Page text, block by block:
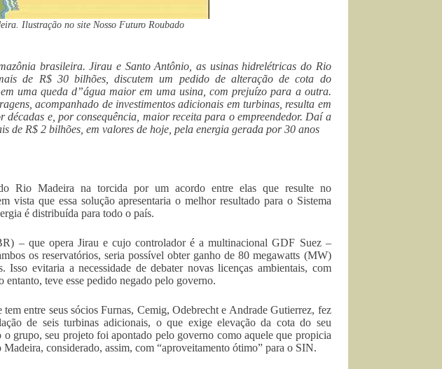
Ilustração no site Nosso Futuro Roubado
brasileira. Jirau e Santo Antônio, as usinas hidrelétricas do Rio
de R$ 30 bilhões, discutem um pedido de alteração de cota do
uma queda d”água maior em uma usina, com prejuízo para a outra.
acompanhado de investimentos adicionais em turbinas, resulta em
e, por consequência, maior receita para o empreendedor. Daí a
de R$ 2 bilhões, em valores de hoje, pela energia gerada por 30 anos
Rio Madeira na torcida por um acordo entre elas que resulte no
vista que essa solução apresentaria o melhor resultado para o Sistema
é distribuída para todo o país.
– que opera Jirau e cujo controlador é a multinacional GDF Suez –
os reservatórios, seria possível obter ganho de 80 megawatts (MW)
evitaria a necessidade de debater novas licenças ambientais, com
teve esse pedido negado pelo governo.
entre seus sócios Furnas, Cemig, Odebrecht e Andrade Gutierrez, fez
de seis turbinas adicionais, o que exige elevação da cota do seu
grupo, seu projeto foi apontado pelo governo como aquele que propicia
considerado, assim, com “aproveitamento ótimo” para o SIN.